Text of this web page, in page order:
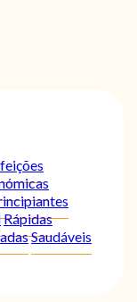
Rápidas
Saudáveis